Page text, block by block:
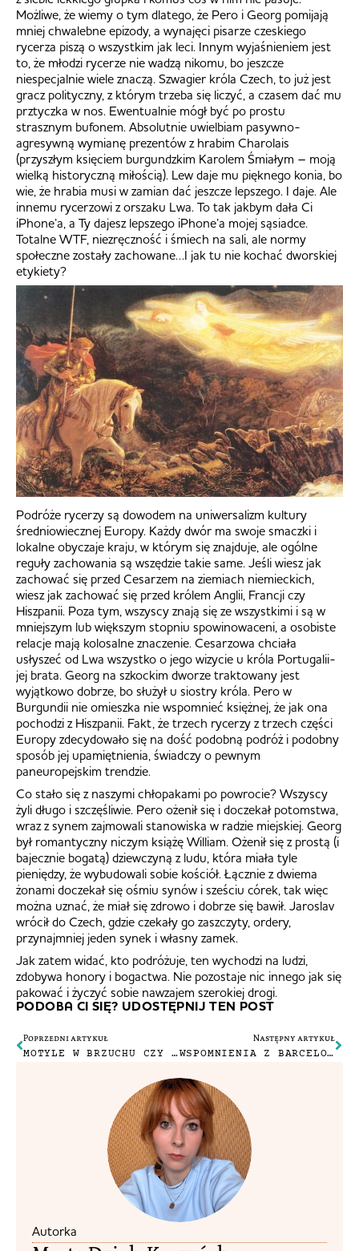
Możliwe, że wiemy o tym dlatego, że Pero i Georg pomijają
mniej chwalebne epizody, a wynajęci pisarze czeskiego
rycerza piszą o wszystkim jak leci. Innym wyjaśnieniem jest
to, że młodzi rycerze nie wadzą nikomu, bo jeszcze
niespecjalnie wiele znaczą. Szwagier króla Czech, to już jest
gracz polityczny, z którym trzeba się liczyć, a czasem dać mu
prztyczka w nos. Ewentualnie mógł być po prostu
strasznym bufonem. Absolutnie uwielbiam pasywno-
agresywną wymianę prezentów z hrabim Charolais
(przyszłym księciem burgundzkim Karolem Śmiałym – moją
wielką historyczną miłością). Lew daje mu pięknego konia, bo
wie, że hrabia musi w zamian dać jeszcze lepszego. I daje. Ale
innemu rycerzowi z orszaku Lwa. To tak jakbym dała Ci
iPhone’a, a Ty dajesz lepszego iPhone’a mojej sąsiadce.
Totalne WTF, niezręczność i śmiech na sali, ale normy
społeczne zostały zachowane…I jak tu nie kochać dworskiej
etykiety?
Podróże rycerzy są dowodem na uniwersalizm kultury
średniowiecznej Europy. Każdy dwór ma swoje smaczki i
lokalne obyczaje kraju, w którym się znajduje, ale ogólne
reguły zachowania są wszędzie takie same. Jeśli wiesz jak
zachować się przed Cesarzem na ziemiach niemieckich,
wiesz jak zachować się przed królem Anglii, Francji czy
Hiszpanii. Poza tym, wszyscy znają się ze wszystkimi i są w
mniejszym lub większym stopniu spowinowaceni, a osobiste
relacje mają kolosalne znaczenie. Cesarzowa chciała
usłyszeć od Lwa wszystko o jego wizycie u króla Portugalii-
jej brata. Georg na szkockim dworze traktowany jest
wyjątkowo dobrze, bo służył u siostry króla. Pero w
Burgundii nie omieszka nie wspomnieć księżnej, że jak ona
pochodzi z Hiszpanii. Fakt, że trzech rycerzy z trzech części
Europy zdecydowało się na dość podobną podróż i podobny
sposób jej upamiętnienia, świadczy o pewnym
paneuropejskim trendzie.
Co stało się z naszymi chłopakami po powrocie? Wszyscy
żyli długo i szczęśliwie. Pero ożenił się i doczekał potomstwa,
wraz z synem zajmowali stanowiska w radzie miejskiej. Georg
był romantyczny niczym książę William. Ożenił się z prostą (i
bajecznie bogatą) dziewczyną z ludu, która miała tyle
pieniędzy, że wybudowali sobie kościół. Łącznie z dwiema
żonami doczekał się ośmiu synów i sześciu córek, tak więc
można uznać, że miał się zdrowo i dobrze się bawił. Jaroslav
wrócił do Czech, gdzie czekały go zaszczyty, ordery,
przynajmniej jeden synek i własny zamek.
Jak zatem widać, kto podróżuje, ten wychodzi na ludzi,
zdobywa honory i bogactwa. Nie pozostaje nic innego jak się
pakować i życzyć sobie nawzajem szerokiej drogi.
PODOBA CI SIĘ? UDOSTĘPNIJ TEN POST
Poprzedni artykuł
MOTYLE W BRZUCHU CZY BEZPIECZNE PRZYSTANIE CZYLI MIŁOŚĆ NIEFABULARNA
Następny artykuł
WSPOMNIENIA Z BARCELONY
Autorka